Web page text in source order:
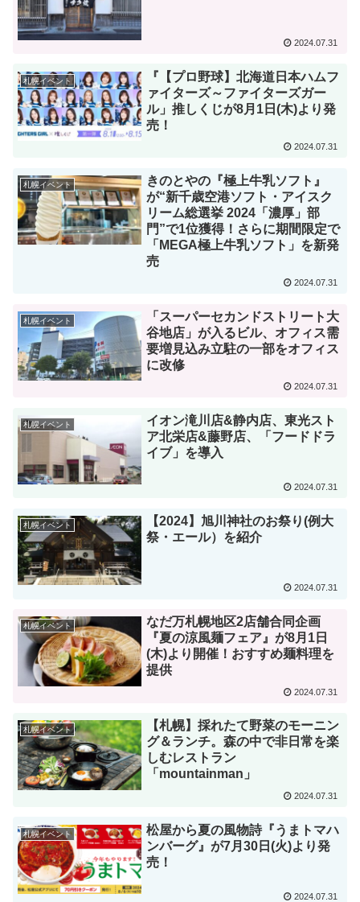
2024.07.31
札幌イベント
『【プロ野球】北海道日本ハムフ
ァイターズ～ファイターズガー
ル」推しくじが8月1日(木)より発
売！
2024.07.31
札幌イベント
きのとやの『極上牛乳ソフト』
が“新千歳空港ソフト・アイスク
リーム総選挙 2024「濃厚」部
門”で1位獲得！さらに期間限定で
「MEGA極上牛乳ソフト」を新発
売
2024.07.31
札幌イベント
「スーパーセカンドストリート大
谷地店」が入るビル、オフィス需
要増見込み立駐の一部をオフィス
に改修
2024.07.31
札幌イベント
イオン滝川店&静内店、東光スト
ア北栄店&藤野店、「フードドラ
イブ」を導入
2024.07.31
札幌イベント
【2024】旭川神社のお祭り(例大
祭・エール）を紹介
2024.07.31
札幌イベント
なだ万札幌地区2店舗合同企画
『夏の涼風麺フェア』が8月1日
(木)より開催！おすすめ麺料理を
提供
2024.07.31
札幌イベント
【札幌】採れたて野菜のモーニン
グ＆ランチ。森の中で非日常を楽
しむレストラン
「mountainman」
2024.07.31
札幌イベント
松屋から夏の風物詩『うまトマハ
ンバーグ』が7月30日(火)より発
売！
2024.07.31